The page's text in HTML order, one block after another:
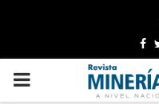
PRIMARY